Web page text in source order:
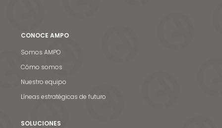
CONOCE AMPO
Somos AMPO
Cómo somos
Nuestro equipo
Líneas estratégicas de futuro
SOLUCIONES